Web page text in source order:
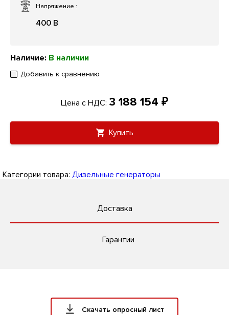
Напряжение :
400 В
Наличие: В наличии
Добавить к сравнению
Цена с НДС: 3 188 154 ₽
Купить
Категории товара: Дизельные генераторы
Доставка
Гарантии
Скачать опросный лист